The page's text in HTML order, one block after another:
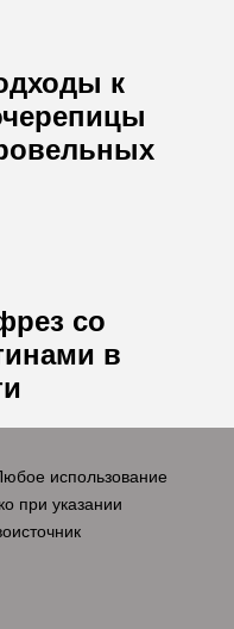
к
со
в
использование
при указании